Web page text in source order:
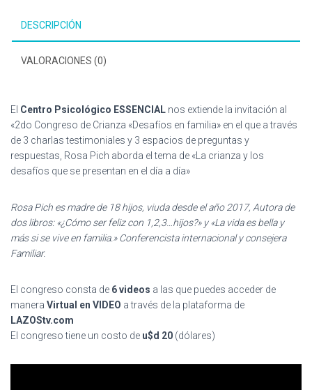
familia"
ESSENCIAL
cantidad
DESCRIPCIÓN
VALORACIONES (0)
El Centro Psicológico ESSENCIAL nos extiende la invitación al
«2do Congreso de Crianza «Desafíos en familia» en el que a través
de 3 charlas testimoniales y 3 espacios de preguntas y
respuestas, Rosa Pich aborda el tema de «La crianza y los
desafíos que se presentan en el día a día»
Rosa Pich es madre de 18 hijos, viuda desde el año 2017, Autora de
dos libros: «¿Cómo ser feliz con 1,2,3…hijos?» y «La vida es bella y
más si se vive en familia.» Conferencista internacional y consejera
Familiar.
El congreso consta de 6 videos a las que puedes acceder de
manera Virtual en VIDEO a través de la plataforma de
LAZOStv.com
El congreso tiene un costo de u$d 20 (dólares)